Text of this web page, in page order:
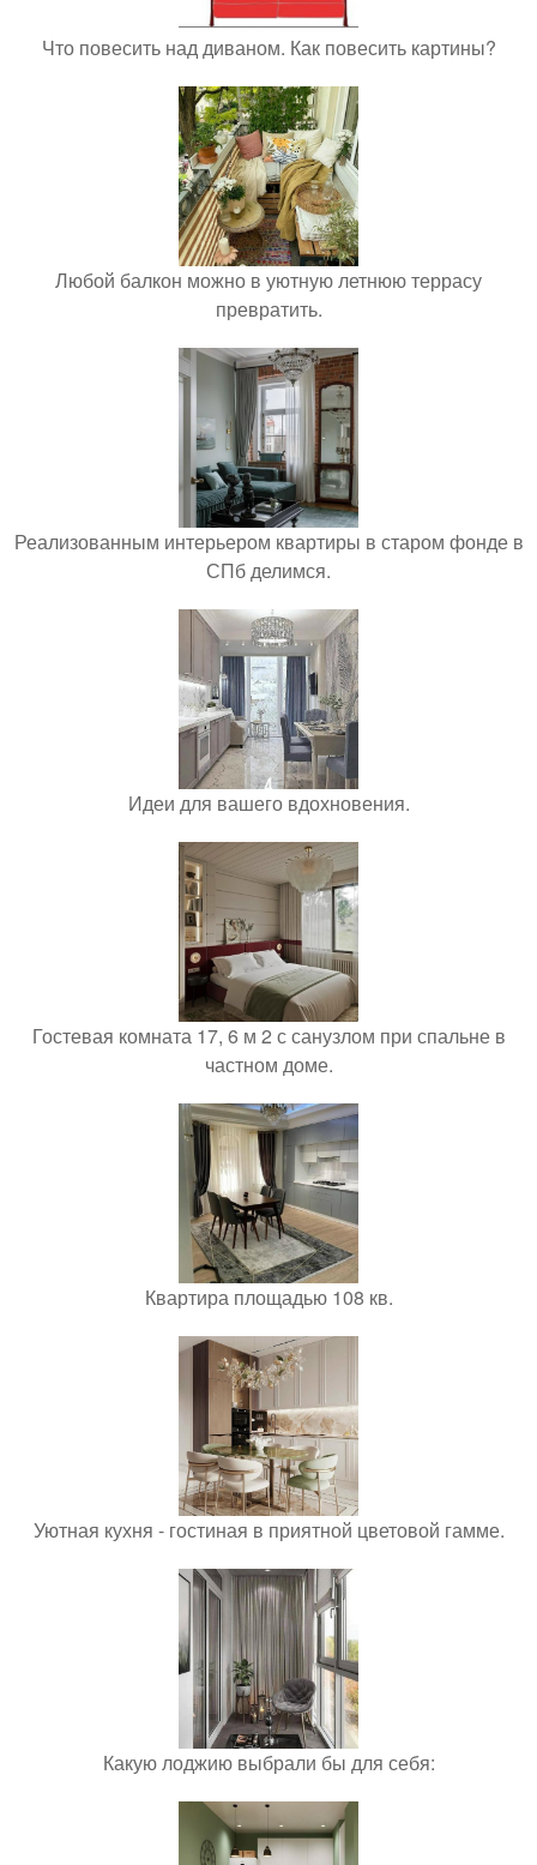
Что повесить над диваном. Как повесить картины?
Любой балкон можно в уютную летнюю террасу
превратить.
Реализованным интерьером квартиры в старом фонде в
СПб делимся.
Идеи для вашего вдохновения.
Гостевая комната 17, 6 м 2 с санузлом при спальне в
частном доме.
Квартира площадью 108 кв.
Уютная кухня - гостиная в приятной цветовой гамме.
Какую лоджию выбрали бы для себя: